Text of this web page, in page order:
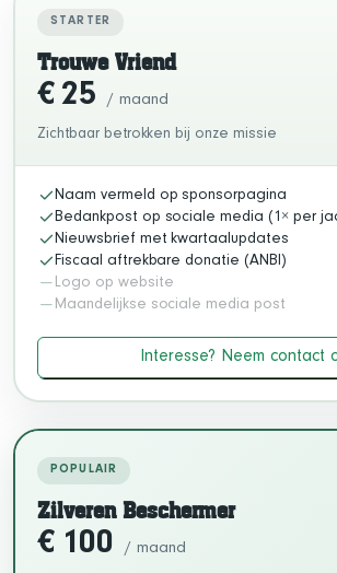
STARTER
Trouwe Vriend
€ 25/ maand
Zichtbaar betrokken bij onze missie
Naam vermeld op sponsorpagina
Bedankpost op sociale media (1× per
Nieuwsbrief met kwartaalupdates
Fiscaal aftrekbare donatie (ANBI)
Logo op website
Maandelijkse sociale media post
Interesse? Neem contact
POPULAIR
Zilveren Beschermer
€ 100/ maand